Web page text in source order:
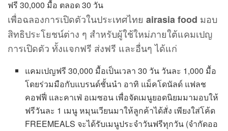
เพื่อฉลองการเปิดตัวในประเทศไทย airasia food มอบ
สิทธิประโยชน์ต่าง ๆ สำหรับผู้ใช้ใหม่ภายใต้แคมเปญ
การเปิดตัว ทั้งแจกฟรี ส่งฟรี และอื่นๆ ได้แก่
แคมเปญฟรี 30,000 มื้อเป็นเวลา 30 วัน วันละ 1,000 มื้อ
โดยร่วมมือกับแบรนด์ชั้นนำ อาทิ แม็คโดนัลด์ แฟลช
คอฟฟี่ และคาเฟ่ อเมซอน เพื่อจัดเมนูยอดนิยมมามอบให้
ฟรีวันละ 1 เมนู หมุนเวียนมาให้ลูกค้าได้สั่ง เพียงใส่โค้ด
FREEMEALS จะได้รับเมนูประจำวันฟรีทุกวัน (จำกัดออ